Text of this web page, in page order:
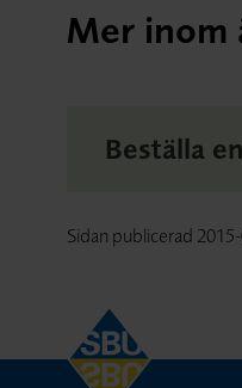
Mer inom
Beställa
Sidan publicerad